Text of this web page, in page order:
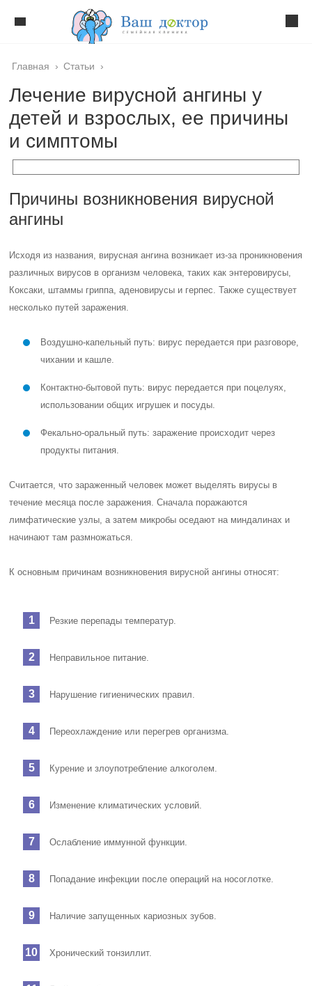
Главная › Статьи ›
Лечение вирусной ангины у
детей и взрослых, ее причины
и симптомы
Причины возникновения вирусной
ангины
Исходя из названия, вирусная ангина возникает из-за проникновения
различных вирусов в организм человека, таких как энтеровирусы,
Коксаки, штаммы гриппа, аденовирусы и герпес. Также существует
несколько путей заражения.
Воздушно-капельный путь: вирус передается при разговоре,
чихании и кашле.
Контактно-бытовой путь: вирус передается при поцелуях,
использовании общих игрушек и посуды.
Фекально-оральный путь: заражение происходит через
продукты питания.
Считается, что зараженный человек может выделять вирусы в
течение месяца после заражения. Сначала поражаются
лимфатические узлы, а затем микробы оседают на миндалинах и
начинают там размножаться.
К основным причинам возникновения вирусной ангины относят:
Резкие перепады температур.
Неправильное питание.
Нарушение гигиенических правил.
Переохлаждение или перегрев организма.
Курение и злоупотребление алкоголем.
Изменение климатических условий.
Ослабление иммунной функции.
Попадание инфекции после операций на носоглотке.
Наличие запущенных кариозных зубов.
Хронический тонзиллит.